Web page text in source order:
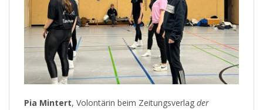
Pia Mintert, Volontärin beim Zeitungsverlag der